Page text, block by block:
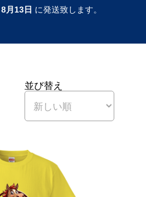
8月13日 に発送致します。
並び替え